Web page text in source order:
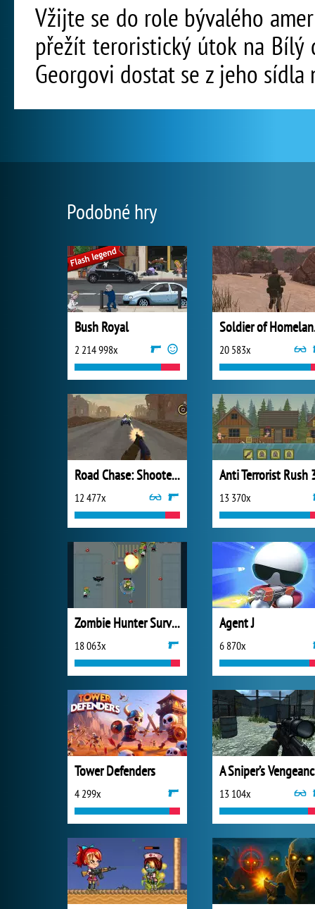
Vžijte se do role bývalého
přežít teroristický útok na
Georgovi dostat se z jeho sídla
Podobné hry
Bush Royal
2 214 998x 20 583x
Road Chase: Shooter Realistic Guns
12 477x
Anti Terrorist Rush
13 370x
Zombie Hunter Survival
18 063x
Agent J
6 870x
Tower Defenders
4 299x
A
13 104x